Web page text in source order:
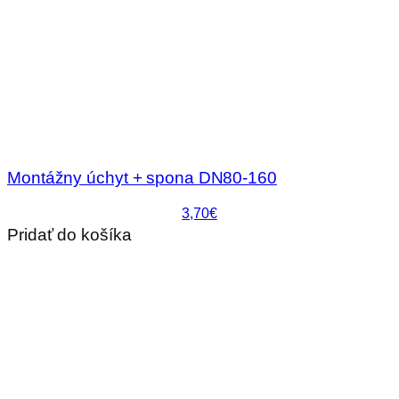
Montážny úchyt + spona DN80-160
3,70€
Pridať do košíka